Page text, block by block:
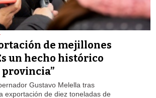
de mejillones
un hecho histórico
Gustavo Melella tras
exportación de diez toneladas de